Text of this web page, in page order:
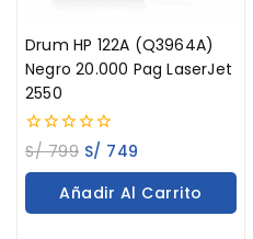
Drum HP 122A (Q3964A)
Negro 20.000 Pag LaserJet
2550
0
out
of
S/799 S/ 749
Añadir Al Carrito